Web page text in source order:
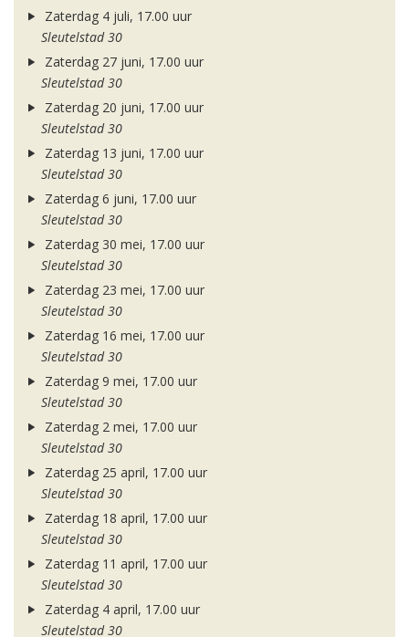
Zaterdag 4 juli, 17.00 uur
Sleutelstad 30
Zaterdag 27 juni, 17.00 uur
Sleutelstad 30
Zaterdag 20 juni, 17.00 uur
Sleutelstad 30
Zaterdag 13 juni, 17.00 uur
Sleutelstad 30
Zaterdag 6 juni, 17.00 uur
Sleutelstad 30
Zaterdag 30 mei, 17.00 uur
Sleutelstad 30
Zaterdag 23 mei, 17.00 uur
Sleutelstad 30
Zaterdag 16 mei, 17.00 uur
Sleutelstad 30
Zaterdag 9 mei, 17.00 uur
Sleutelstad 30
Zaterdag 2 mei, 17.00 uur
Sleutelstad 30
Zaterdag 25 april, 17.00 uur
Sleutelstad 30
Zaterdag 18 april, 17.00 uur
Sleutelstad 30
Zaterdag 11 april, 17.00 uur
Sleutelstad 30
Zaterdag 4 april, 17.00 uur
Sleutelstad 30